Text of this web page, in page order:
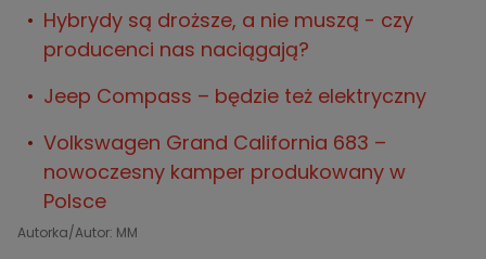
Hybrydy są droższe, a nie muszą - czy
producenci nas naciągają?
Jeep Compass – będzie też elektryczny
Volkswagen Grand California 683 –
nowoczesny kamper produkowany w
Polsce
Autorka/Autor: MM